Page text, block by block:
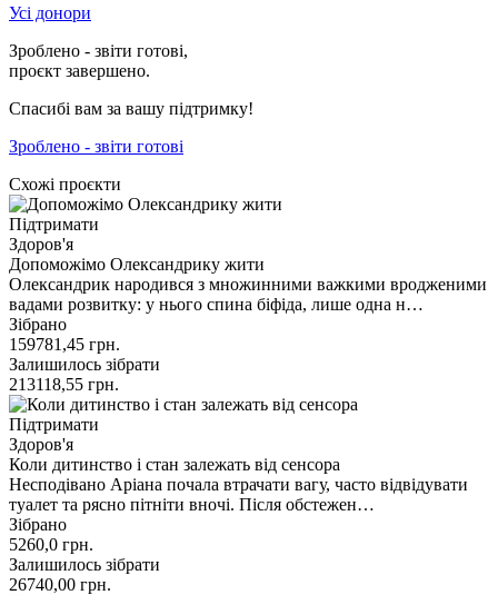
Усі донори
Зроблено - звіти готові,
проєкт завершено.
Спасибі вам за вашу підтримку!
Зроблено - звіти готові
Схожі проєкти
Підтримати
Здоров'я
Допоможімо Олександрику жити
Олександрик народився з множинними важкими вродженими
вадами розвитку: у нього спина біфіда, лише одна н…
Зібрано
159781,45 грн.
Залишилось зібрати
213118,55 грн.
Підтримати
Здоров'я
Коли дитинство і стан залежать від сенсора
Несподівано Аріана почала втрачати вагу, часто відвідувати
туалет та рясно пітніти вночі. Після обстежен…
Зібрано
5260,0 грн.
Залишилось зібрати
26740,00 грн.